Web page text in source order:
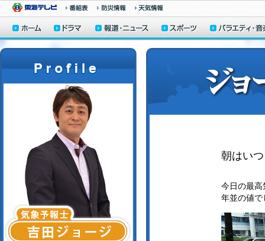
朝はい
今日の最
年並の値で